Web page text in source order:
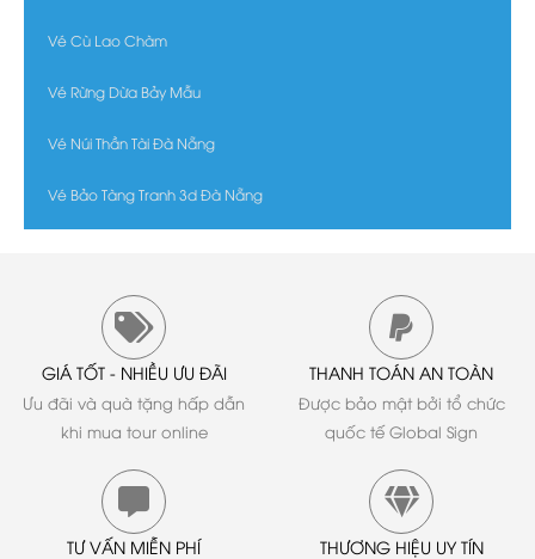
Vé Cù Lao Chàm
Vé Rừng Dừa Bảy Mẫu
Vé Núi Thần Tài Đà Nẵng
Vé Bảo Tàng Tranh 3d Đà Nẵng
GIÁ TỐT - NHIỀU ƯU ĐÃI
Ưu đãi và quà tặng hấp dẫn
khi mua tour online
THANH TOÁN AN TOÀN
Được bảo mật bởi tổ chức
quốc tế Global Sign
TƯ VẤN MIỄN PHÍ THƯƠNG HIỆU UY TÍN